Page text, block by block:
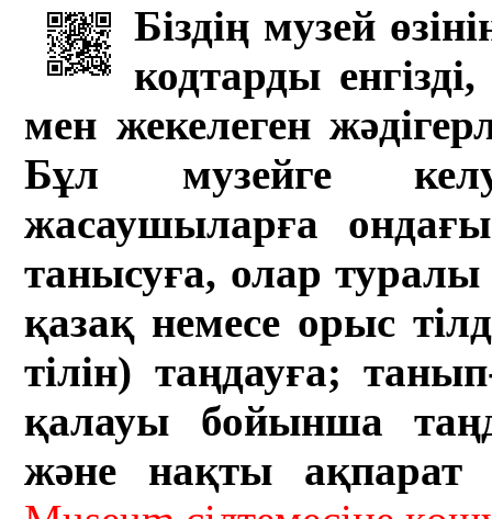
Біздің музей
кодтарды
мен жекелеген
Бұл музейге
жасаушыларға
танысуға, олар туралы
қазақ немесе орыс
тілін) таңдауға;
қалауы бойынша
және нақты ақпарат